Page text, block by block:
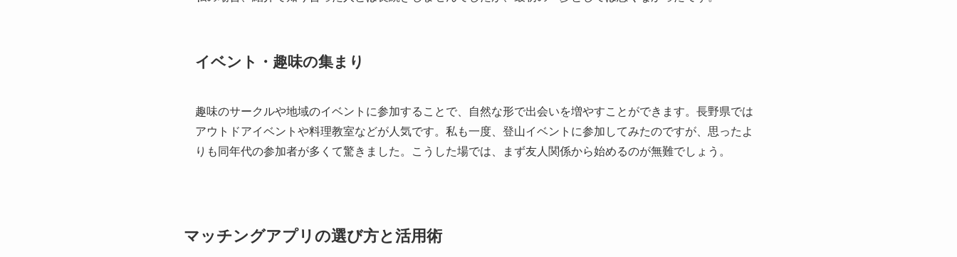
イベント・趣味の集まり
趣味のサークルや地域のイベントに参加することで、自然な形で出会いを増やすことができます。長野県では
アウトドアイベントや料理教室などが人気です。私も一度、登山イベントに参加してみたのですが、思ったよ
りも同年代の参加者が多くて驚きました。こうした場では、まず友人関係から始めるのが無難でしょう。
マッチングアプリの選び方と活用術